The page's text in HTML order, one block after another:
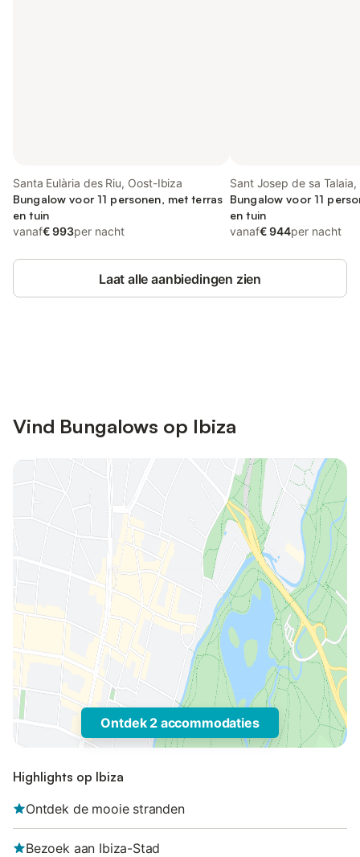
Santa Eulària des Riu, Oost-Ibiza
Bungalow voor 11 personen, met terras
en tuin
vanaf€ 993per nacht
Sant Josep de sa
Bungalow voor 11
en tuin
vanaf€ 944per nacht
Laat alle aanbiedingen zien
Vind Bungalows op Ibiza
Ontdek 2 accommodaties
Highlights op Ibiza
Ontdek de mooie stranden
Bezoek aan Ibiza-Stad